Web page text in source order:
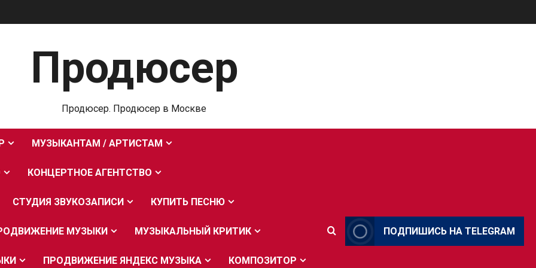
Продюсер
Продюсер. Продюсер в Москве
МУЗЫКАНТАМ / АРТИСТАМ
КОНЦЕРТНОЕ АГЕНТСТВО
СТУДИЯ ЗВУКОЗАПИСИ КУПИТЬ ПЕСНЮ
МУЗЫКИ МУЗЫКАЛЬНЫЙ КРИТИК
ПРОДВИЖЕНИЕ ЯНДЕКС МУЗЫКА КОМПОЗИТОР
ПОДПИШИСЬ НА TELEGRAM